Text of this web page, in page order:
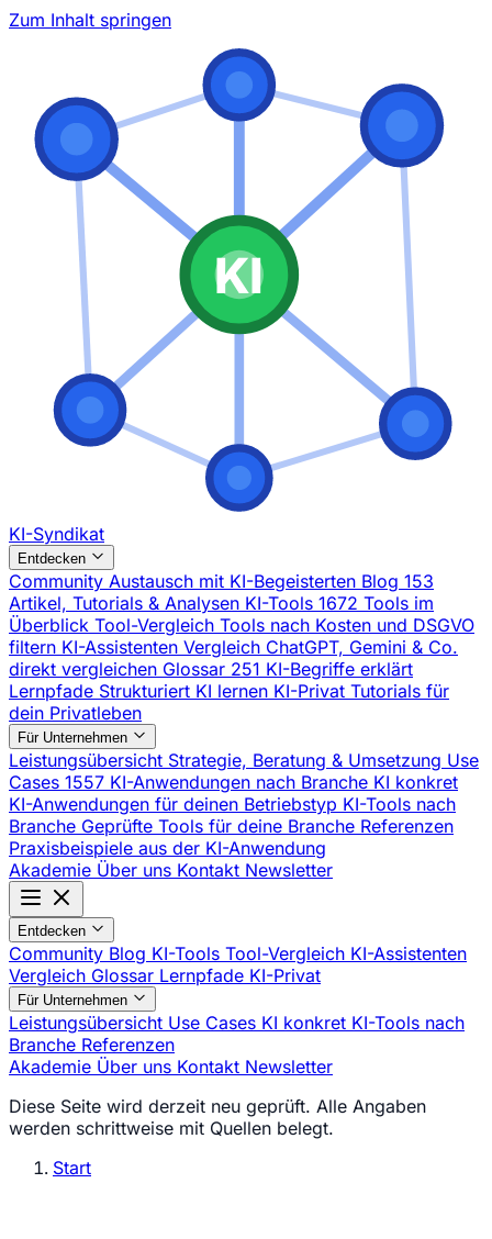
Zum Inhalt springen
KI
KI-Syndikat
Entdecken
Community Austausch mit KI-Begeisterten Blog 153
Artikel, Tutorials & Analysen KI-Tools 1672 Tools im
Überblick Tool-Vergleich Tools nach Kosten und DSGVO
filtern KI-Assistenten Vergleich ChatGPT, Gemini & Co.
direkt vergleichen Glossar 251 KI-Begriffe erklärt
Lernpfade Strukturiert KI lernen KI-Privat Tutorials für
dein Privatleben
Für Unternehmen
Leistungsübersicht Strategie, Beratung & Umsetzung Use
Cases 1557 KI-Anwendungen nach Branche KI konkret
KI-Anwendungen für deinen Betriebstyp KI-Tools nach
Branche Geprüfte Tools für deine Branche Referenzen
Praxisbeispiele aus der KI-Anwendung
Akademie Über uns Kontakt Newsletter
Entdecken
Community Blog KI-Tools Tool-Vergleich KI-Assistenten
Vergleich Glossar Lernpfade KI-Privat
Für Unternehmen
Leistungsübersicht Use Cases KI konkret KI-Tools nach
Branche Referenzen
Akademie Über uns Kontakt Newsletter
Diese Seite wird derzeit neu geprüft. Alle Angaben
werden schrittweise mit Quellen belegt.
Start